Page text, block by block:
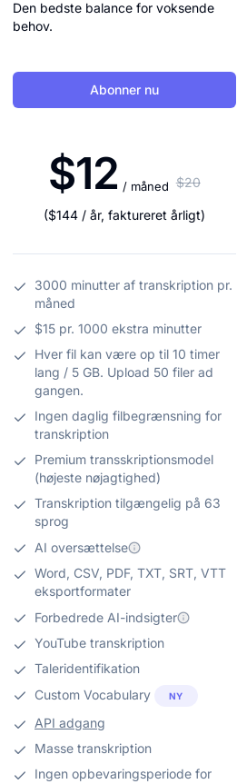
Den bedste balance for voksende
behov.
Abonner nu
$12 / måned $20
($144 / år, faktureret årligt)
3000 minutter af transkription pr.
måned
$15 pr. 1000 ekstra minutter
Hver fil kan være op til 10 timer
lang / 5 GB. Upload 50 filer ad
gangen.
Ingen daglig filbegrænsning for
transkription
Premium transskriptionsmodel
(højeste nøjagtighed)
Transkription tilgængelig på 63
sprog
AI oversættelse
Word, CSV, PDF, TXT, SRT, VTT
eksportformater
Forbedrede AI-indsigter
YouTube transkription
Taleridentifikation
Custom Vocabulary
NY
API adgang
Masse transkription
Ingen opbevaringsperiode for